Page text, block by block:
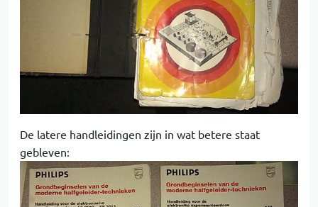
De latere handleidingen zijn in wat betere staat
gebleven: